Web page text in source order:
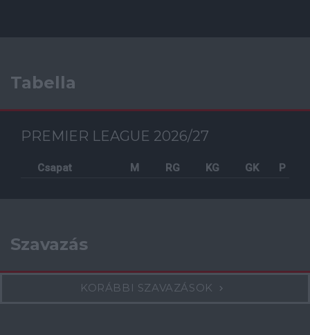
Tabella
PREMIER LEAGUE 2026/27
Csapat M RG KG GK P
Szavazás
KORÁBBI SZAVAZÁSOK